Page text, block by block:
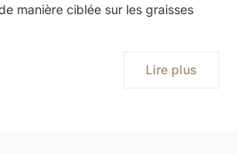
manière ciblée sur les graisses
Lire plus